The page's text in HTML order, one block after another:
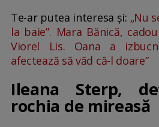
Te-ar putea interesa și: „Nu
la baie”. Mara Bănică,
Viorel Lis. Oana a
afectează să văd că-l doare”
Ileana Sterp,
rochia de mireasă